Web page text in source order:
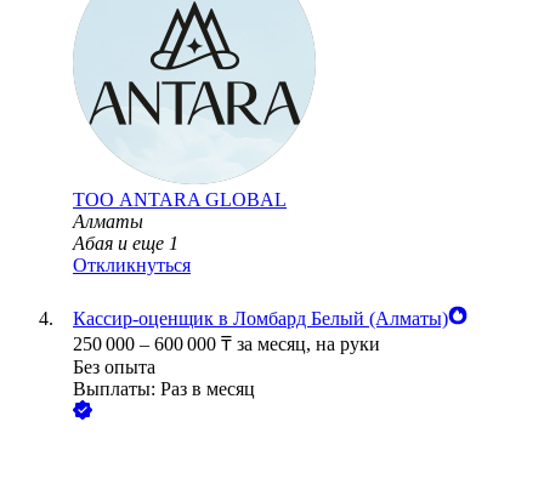
ТОО ANTARA GLOBAL
Алматы
Абая и еще 1
Откликнуться
Кассир-оценщик в Ломбард Белый (Алматы)
250 000 – 600 000 ₸ за месяц, на руки
Без опыта
Выплаты: Раз в месяц